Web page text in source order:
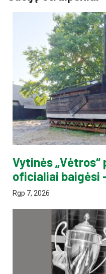
Vytinės
oficialiai baigėsi
Rgp 7, 2026